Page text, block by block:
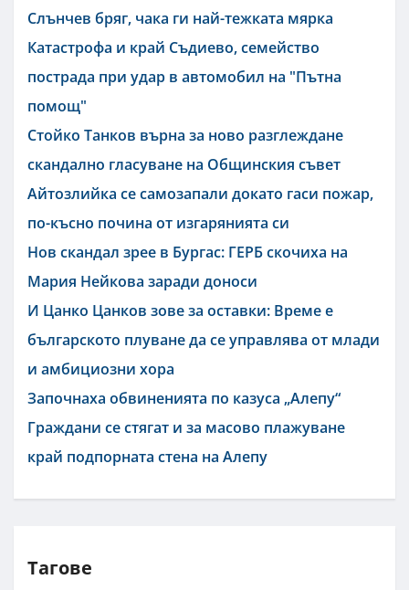
Слънчев бряг, чака ги най-тежката мярка
Катастрофа и край Съдиево, семейство
пострада при удар в автомобил на "Пътна
помощ"
Стойко Танков върна за ново разглеждане
скандално гласуване на Общинския съвет
Айтозлийка се самозапали докато гаси пожар,
по-късно почина от изгарянията си
Нов скандал зрее в Бургас: ГЕРБ скочиха на
Мария Нейкова заради доноси
И Цанко Цанков зове за оставки: Време е
българското плуване да се управлява от млади
и амбициозни хора
Започнаха обвиненията по казуса „Алепу“
Граждани се стягат и за масово плажуване
край подпорната стена на Алепу
Тагове